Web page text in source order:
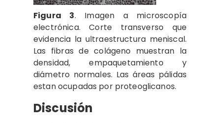
Figura 3. Imagen a microscopía
electrónica. Corte transverso que
evidencia la ultraestructura meniscal.
Las fibras de colágeno muestran la
densidad, empaquetamiento y
diámetro normales. Las áreas pálidas
estan ocupadas por proteoglicanos.
Discusión